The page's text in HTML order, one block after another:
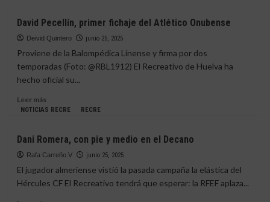
Atlético
Onubense
amarra
de
jugadores
Cachorro
David Pecellín, primer fichaje del Atlético Onubense
Deivid Quintero junio 25, 2025
Proviene de la Balompédica Linense y firma por dos
temporadas (Foto: @RBL1912) El Recreativo de Huelva ha
hecho oficial su...
Leer másLeer
más
Pecellín,
primer
fichaje
del
NOTICIAS RECRE RECRE
Dani Romera, con pie y medio en el Decano
Rafa Carreño.V junio 25, 2025
El jugador almeriense vistió la pasada campaña la elástica del
Hércules CF El Recreativo tendrá que esperar: la RFEF aplaza...